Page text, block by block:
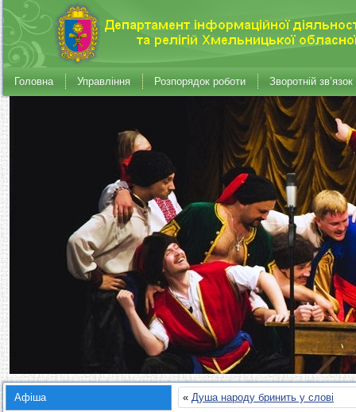
Головна Управління Розпорядок роботи Зворотній зв’язок
Афіша « Душа народу бринить у слові